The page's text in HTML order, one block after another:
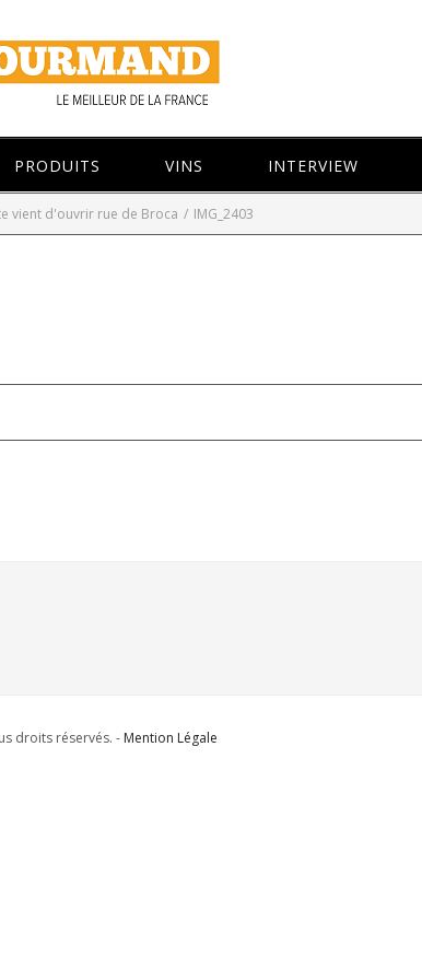
PRODUITS VINS INTERVIEW
vient d'ouvrir rue de Broca / IMG_2403
droits réservés. - Mention Légale